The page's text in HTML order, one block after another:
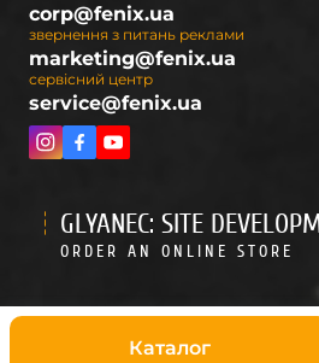
Каталог
corp@fenix.ua
звернення з питань реклами
marketing@fenix.ua
сервісний центр
service@fenix.ua
GLYANEC: SITE
ORDER AN ONLINE STORE